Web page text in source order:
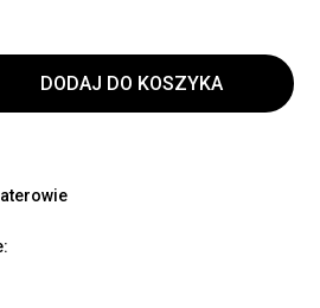
DODAJ DO KOSZYKA